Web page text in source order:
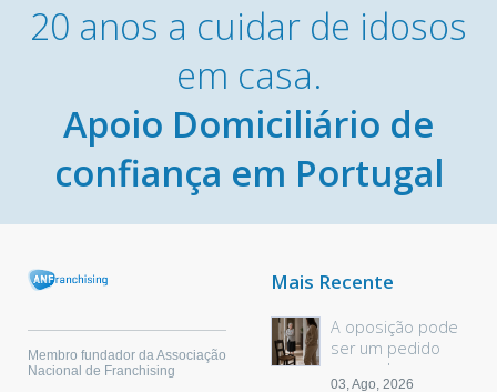
20 anos a cuidar de idosos
em casa.
Apoio Domiciliário de
confiança em Portugal
Membro fundador da Associação
Nacional de Franchising
Mais Recente
A oposição pode
ser um pedido
sem palavras
03, Ago, 2026